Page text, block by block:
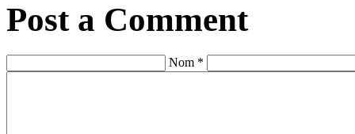
Post a Comment
Nom *